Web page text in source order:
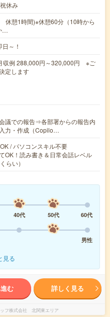
休み
憩1時間)※休憩60分（10時から
…
～！
例 288,000円～320,000円 ※ご
定します
議での報告⇒各部署からの報告内
力・作成（Copilo…
/ パソコンスキル不要
OK！読み書き＆日常会話レベル
らい）
40代 50代
60代
男性
見る
む 詳しく見る
フ株式会社 北関東エリア